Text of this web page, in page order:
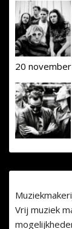
20
Vrij muziek